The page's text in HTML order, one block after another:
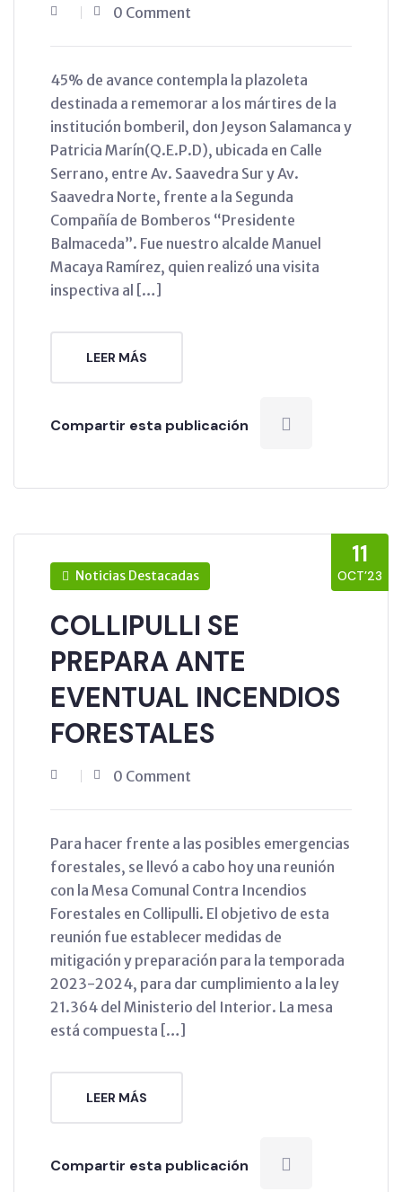
0 Comment
45% de avance contempla la plazoleta
destinada a rememorar a los mártires de la
institución bomberil, don Jeyson Salamanca y
Patricia Marín(Q.E.P.D), ubicada en Calle
Serrano, entre Av. Saavedra Sur y Av.
Saavedra Norte, frente a la Segunda
Compañía de Bomberos “Presidente
Balmaceda”. Fue nuestro alcalde Manuel
Macaya Ramírez, quien realizó una visita
inspectiva al […]
LEER MÁS
Compartir esta publicación
11
OCT’23
Noticias Destacadas
COLLIPULLI SE
PREPARA ANTE
EVENTUAL INCENDIOS
FORESTALES
0 Comment
Para hacer frente a las posibles emergencias
forestales, se llevó a cabo hoy una reunión
con la Mesa Comunal Contra Incendios
Forestales en Collipulli. El objetivo de esta
reunión fue establecer medidas de
mitigación y preparación para la temporada
2023-2024, para dar cumplimiento a la ley
21.364 del Ministerio del Interior. La mesa
está compuesta […]
LEER MÁS
Compartir esta publicación